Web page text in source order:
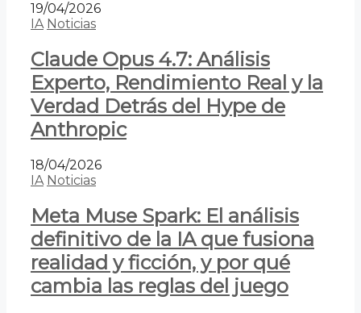
19/04/2026
IA Noticias
Claude Opus 4.7: Análisis
Experto, Rendimiento Real y la
Verdad Detrás del Hype de
Anthropic
18/04/2026
IA Noticias
Meta Muse Spark: El análisis
definitivo de la IA que fusiona
realidad y ficción, y por qué
cambia las reglas del juego